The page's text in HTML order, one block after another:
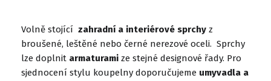
Volně stojící zahradní a interiérové sprchy z
broušené, leštěné nebo černé nerezové oceli. Sprchy
lze doplnit armaturami ze stejné designové řady. Pro
sjednocení stylu koupelny doporučujeme umyvadla a